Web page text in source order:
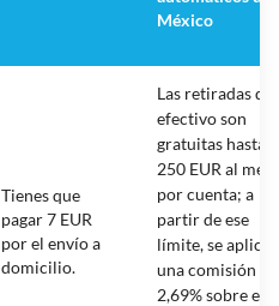
México
Tienes que
pagar 7 EUR
por el envío a
domicilio.
Las retiradas de
efectivo son
gratuitas hasta
250 EUR al mes,
por cuenta; a
partir de ese
límite, se aplica
una comisión
2,69% sobre el